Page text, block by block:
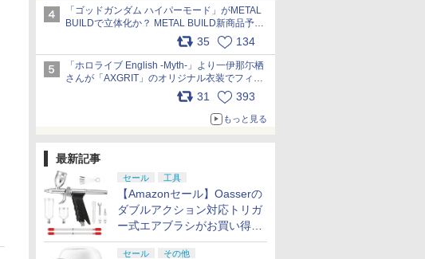
pic.x.com/nszPIDTpbg
「ゴッドガンダム ハイパーモード」がMETAL
BUILDで立体化か？ METAL BUILD新商品予告
が公開 pic.x.com/HIcLLIM3ar35 134
「ホロライブ English -Myth-」より一伊那尓栖
さんが「AXGRIT」のオリジナル衣装でフィギ
ュア化 pic.x.com/YMGhdIAzNa
31 393
もっと見る
最新記事
セール 工具
【Amazonセール】Oasserの
ダブルアクション対応トリガ
ー式エアブラシがお買い得価
格で登場！
セール その他